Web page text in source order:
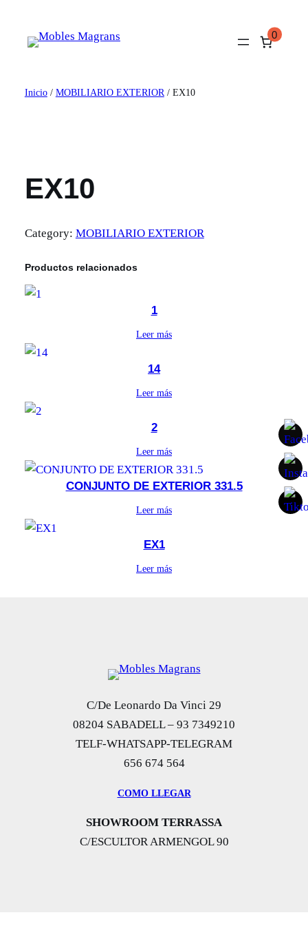
contenido
0
Inicio/ MOBILIARIO EXTERIOR / EX10
EX10
Category: MOBILIARIO EXTERIOR
Productos relacionados
1
Leer más
14
Leer más
2
Leer más
CONJUNTO DE EXTERIOR 331.5
Leer más
EX1
Leer más
C/De Leonardo Da Vinci 29
08204 SABADELL – 93 7349210
TELF-WHATSAPP-TELEGRAM
656 674 564
COMO LLEGAR
SHOWROOM TERRASSA
C/ESCULTOR ARMENGOL 90